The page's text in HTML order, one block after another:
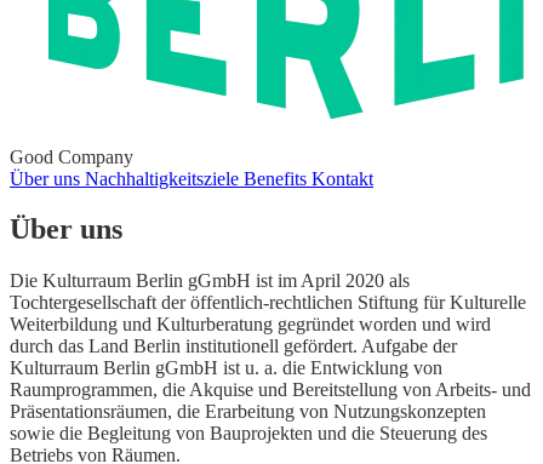
Good Company
Über uns Nachhaltigkeitsziele Benefits Kontakt
Über uns
Die Kulturraum Berlin gGmbH ist im April 2020 als
Tochtergesellschaft der öffentlich-rechtlichen Stiftung für Kulturelle
Weiterbildung und Kulturberatung gegründet worden und wird
durch das Land Berlin institutionell gefördert. Aufgabe der
Kulturraum Berlin gGmbH ist u. a. die Entwicklung von
Raumprogrammen, die Akquise und Bereitstellung von Arbeits- und
Präsentationsräumen, die Erarbeitung von Nutzungskonzepten
sowie die Begleitung von Bauprojekten und die Steuerung des
Betriebs von Räumen.